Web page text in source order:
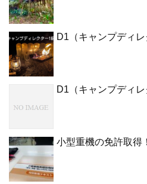
D1（キャンプディ
D1（キャンプディ
小型重機の免許取得！